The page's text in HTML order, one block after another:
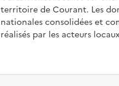
territoire de Courant. Les
nationales consolidées et
réalisés par les acteurs